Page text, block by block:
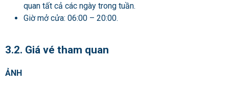
quan tất cả các ngày trong tuần.
Giờ mở cửa: 06:00 – 20:00.
3.2. Giá vé tham quan
ẢNH